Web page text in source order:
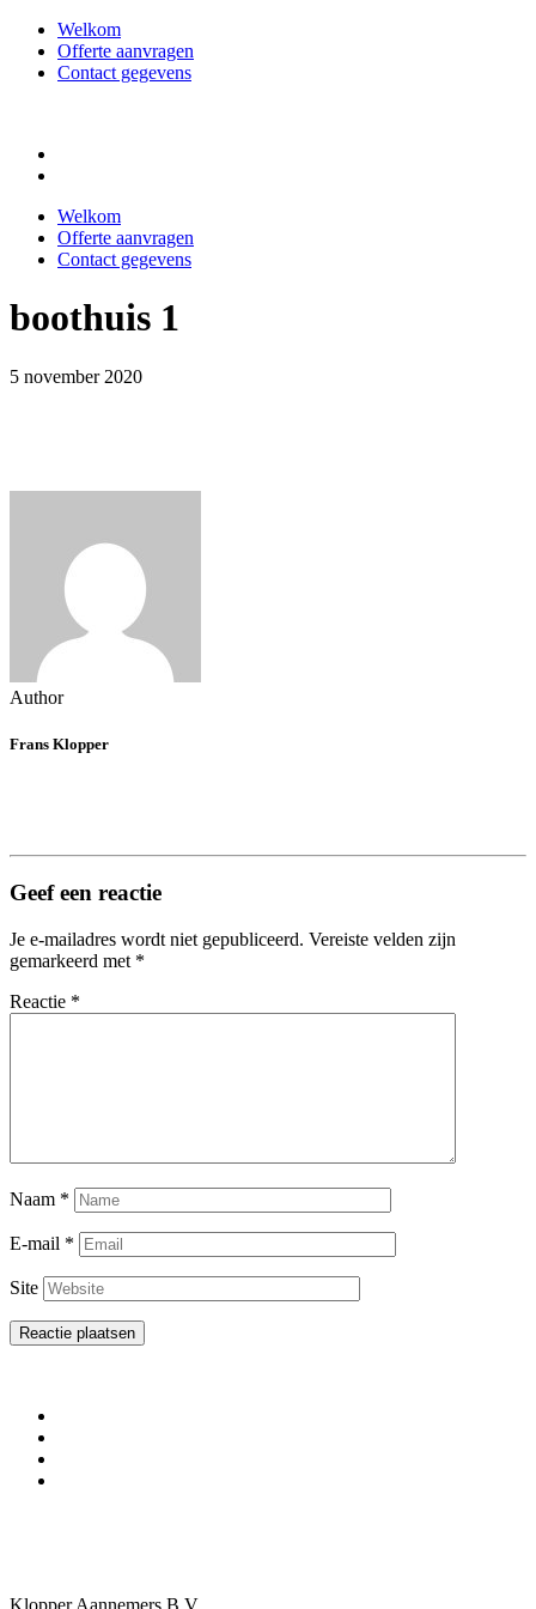
Welkom
Offerte aanvragen
Contact gegevens
Welkom
Offerte aanvragen
Contact gegevens
boothuis 1
5 november 2020
Author
Frans Klopper
Geef een reactie
Je e-mailadres wordt niet gepubliceerd. Vereiste velden zijn
gemarkeerd met *
Reactie *
Naam *
E-mail *
Site
Klopper Aannemers B.V.